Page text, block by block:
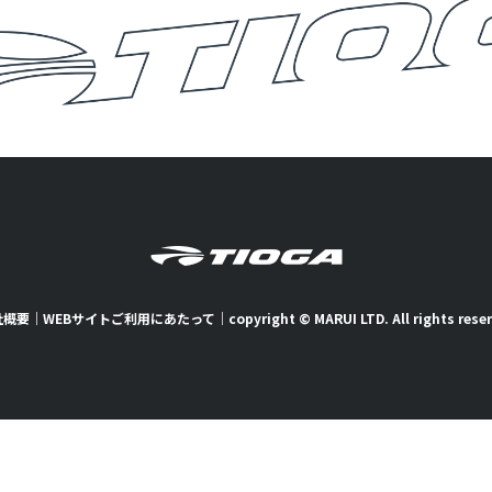
要｜ WEBサイトご利用にあたって ｜ copyright © MARUI LTD. All rights